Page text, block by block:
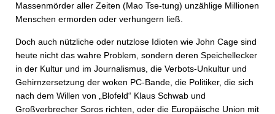
Massenmörder aller Zeiten (Mao Tse-tung) unzählige Millionen
Menschen ermorden oder verhungern ließ.
Doch auch nützliche oder nutzlose Idioten wie John Cage sind
heute nicht das wahre Problem, sondern deren Speichellecker
in der Kultur und im Journalismus, die Verbots-Unkultur und
Gehirnzersetzung der woken PC-Bande, die Politiker, die sich
nach dem Willen von „Blofeld“ Klaus Schwab und
Großverbrecher Soros richten, oder die Europäische Union mit